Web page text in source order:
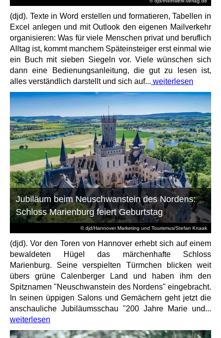
(djd). Texte in Word erstellen und formatieren, Tabellen in
Excel anlegen und mit Outlook den eigenen Mailverkehr
organisieren: Was für viele Menschen privat und beruflich
Alltag ist, kommt manchem Späteinsteiger erst einmal wie
ein Buch mit sieben Siegeln vor. Viele wünschen sich
dann eine Bedienungsanleitung, die gut zu lesen ist,
alles verständlich darstellt und sich auf... weiterlesen
© djd/Hannover Marketing und Tourismus/Stefan Knaak
Jubiläum beim Neuschwanstein des Nordens:
Schloss Marienburg feiert Geburtstag
(djd). Vor den Toren von Hannover erhebt sich auf einem
bewaldeten Hügel das märchenhafte Schloss
Marienburg. Seine verspielten Türmchen blicken weit
übers grüne Calenberger Land und haben ihm den
Spitznamen "Neuschwanstein des Nordens" eingebracht.
In seinen üppigen Salons und Gemächern geht jetzt die
anschauliche Jubiläumsschau "200 Jahre Marie und...
weiterlesen